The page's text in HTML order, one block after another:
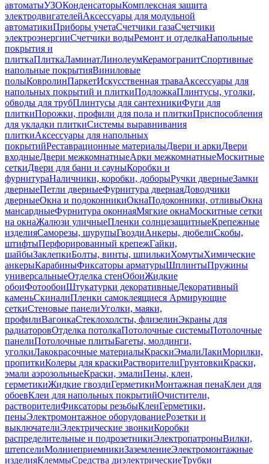
автоматыУЗОКонденсаторыКомплексная защита
электродвигателейАксессуары для модульной
автоматикиПриборы учетаСчетчики газаСчетчики
электроэнергииСчетчики водыРемонт и отделкаНапольные
покрытия и
плиткаПлиткаЛаминатЛинолеумКерамогранитСпортивные
напольные покрытияВиниловые
полыКовролинПаркетИскусственная траваАксессуары для
напольных покрытий и плиткиПодложкаПлинтусы, уголки,
обводы для трубПлинтусы для сантехникиФуги для
плиткиПорожки, профили для пола и плиткиПриспособления
для укладки плиткиСистемы выравнивания
плиткиАксессуары для напольных
покрытийРеставрационные материалыДвери и аркиДвери
входныеДвери межкомнатныеАрки межкомнатныеМоскитные
сеткиДвери для бани и сауныКоробки и
фурнитураНаличники, коробки, доборыРучки дверныеЗамки
дверныеПетли дверныеФурнитура двернаяДоводчики
дверныеОкна и подоконникиОкнаПодоконники, отливыОкна
мансардныеФурнитура оконнаяМягкие окнаМоскитные сетки
на окнаЖалюзи уличныеПленки солнцезащитныеКрепежные
изделияСаморезы, шурупыГвоздиАнкеры, дюбелиСкобы,
штифтыПерфорированный крепежГайки,
шайбыЗаклепкиБолты, винты, шпилькиХомутыХимические
анкерыКарабиныФиксаторы арматурыШплинтыПружины
универсальныеОтделка стенОбоиЖидкие
обоиФотообоиШтукатурки декоративныеДекоративный
каменьСкиналиПленки самоклеящиеся Армирующие
сеткиСтеновые панелиУголки, маяки,
профилиВагонкаСтеклохолсты, флизелинЭкраны для
радиаторовОтделка потолкаПотолочные системыПотолочные
панелиПотолочные плитыБагеты, молдинги,
уголкиЛакокрасочные материалыКраскиЭмалиЛакиМорилки,
пропиткиКолеры для краскиРастворителиГрунтовкиКраски,
эмали аэрозольныеКраски, эмалиПены, клеи,
герметикиЖидкие гвоздиГерметикиМонтажная пенаКлеи для
обоевКлеи для напольных покрытийОчистители,
растворителиФиксаторы резьбыКлеиГерметики,
пеныЭлектромонтажное оборудованиеРозетки и
выключателиЭлектрические звонкиКоробки
распределительные и подрозетникиЭлектропатроныВилки,
штепселиМолниеприемникиЗаземлениеЭлектромонтажные
изделияКлеммыСредства диэлектрическиеТрубки